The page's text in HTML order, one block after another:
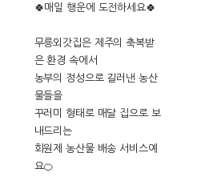
🍀매일 행운에 도전하세요🍀
무릉외갓집은 제주의 축복받
은 환경 속에서
농부의 정성으로 길러낸 농산
물들을
꾸러미 형태로 매달 집으로 보
내드리는
회원제 농산물 배송 서비스예
요🍊